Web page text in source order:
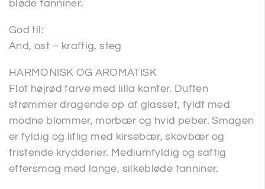
bløde tanniner.
God til:
And, ost – kraftig, steg
HARMONISK OG AROMATISK
Flot højrød farve med lilla kanter. Duften
strømmer dragende op af glasset, fyldt med
modne blommer, morbær og hvid peber. Smagen
er fyldig og liflig med kirsebær, skovbær og
fristende krydderier. Mediumfyldig og saftig
eftersmag med lange, silkebløde tanniner.